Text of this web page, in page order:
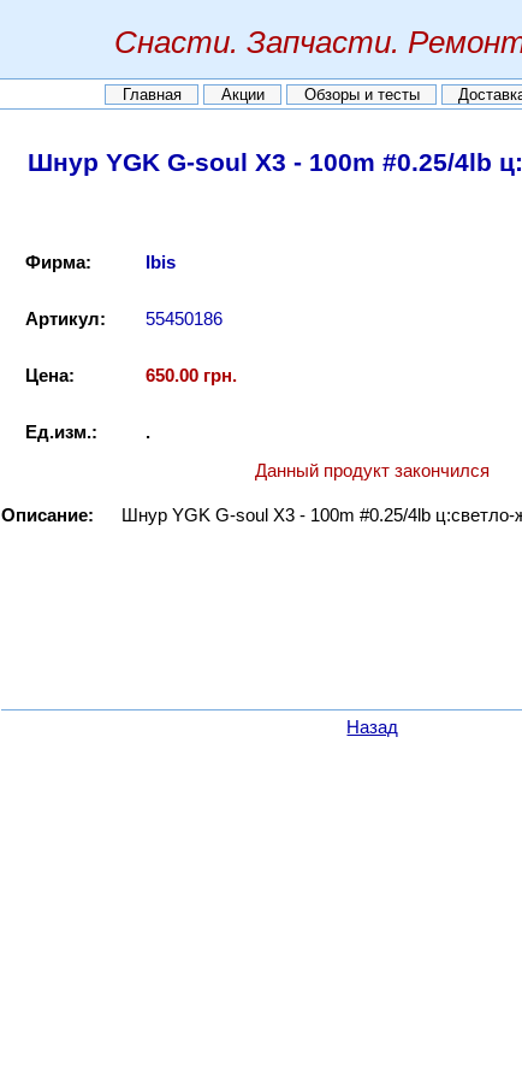
Снасти. Запчасти.
Главная Акции Обзоры и тесты
Шнур YGK G-soul X3 - 100m #0.25/4lb
Фирма: Ibis
Артикул: 55450186
Цена: 650.00 грн.
Ед.изм.:
.
Данный продукт закончился
Описание: Шнур YGK G-soul X3 - 100m #0.25/4lb
Назад